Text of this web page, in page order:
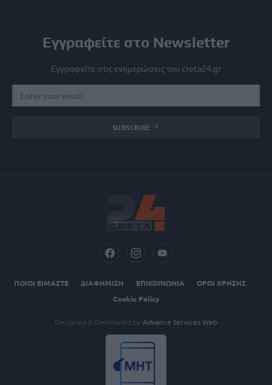
Εγγραφείτε στο Newsletter
Εγγραφείτε στις ενημερώσεις του creta24.gr
SUBSCRIBE
ΠΟΙΟΙ ΕΙΜΑΣΤΕ ΔΙΑΦΗΜΙΣΗ ΕΠΙΚΟΙΝΩΝΙΑ
ΟΡΟΙ ΧΡΗΣΗΣ
Cookie Policy
Designed & Developed by Advance Services Web